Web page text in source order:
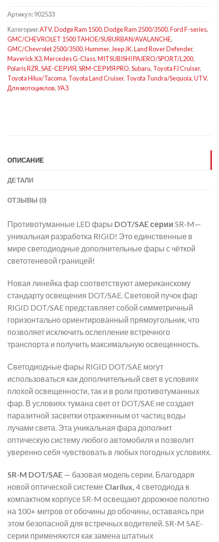
Артикул:902533
Категории:ATV,Dodge Ram 1500,Dodge Ram 2500/3500,Ford F-series,
GMC/CHEVROLET 1500 TAHOE/SUBURBAN/AVALANCHE,
GMC/Chevrolet 2500/3500,Hummer, Jeep JK,Land Rover Defender,
Maverick X3,Mercedes G-Class,MITSUBISHI PAJERO/SPORT/L200,
Polaris RZR,SAE-СЕРИЯ,SRM-СЕРИЯ PRO,Subaru, Toyota FJ Cruiser,
Toyota Hilux/Tacoma, Toyota Land Cruiser, Toyota Tundra/Sequoia,UTV,
Для мотоциклов,УАЗ
ОПИСАНИЕ
ДЕТАЛИ
ОТЗЫВЫ (0)
Противотуманные LED фары DOT/SAE серии SR-M—
уникальная разработка RIGID! Это единственные в
мире светодиодные дополнительные фары с чёткой
светотеневой границей!
Новая линейка фар соответствуют американскому
стандарту освещения DOT/SAE. Световой пучок фар
RIGID DOT/SAE представляет собой симметричный
горизонтально ориентированный прямоугольник, что
позволяет исключить ослепление встречного
транспорта и получить максимальную освещенность.
Светодиодные фары RIGID DOT/SAE могут
использоваться как дополнительный свет в условиях
плохой освещенности, так и в роли противотуманных
фар. В условиях тумана свет от DOT/SAE не создает
паразитной засветки отраженным от частиц воды
лучами света. Эта уникальная фара дополнит
оптическую систему любого автомобиля и позволит
уверенно себя чувствовать в любых погодных условиях.
SR-M DOT/SAE — базовая модель серии. Благодаря
новой оптической системе Clarilux, 4 светодиода в
компактном корпусе SR-M освещают дорожное полотно
на 100+ метров от обочины до обочины, оставаясь при
этом безопасной для встречных водителей. SR-M SAE-
серии применяются как замена штатных